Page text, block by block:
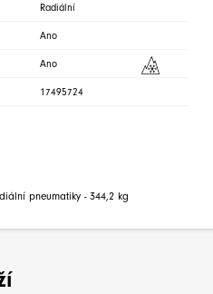
Radiální
Ano
Ano
17495724
pneumatiky - 344,2 kg